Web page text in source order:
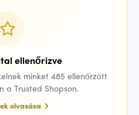
ellenőrizve
minket 485 ellenőrzött
a Trusted Shopson.
olvasása